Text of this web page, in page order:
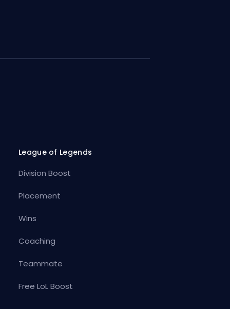
League of Legends
Division Boost
Placement
Wins
Coaching
Teammate
Free LoL Boost